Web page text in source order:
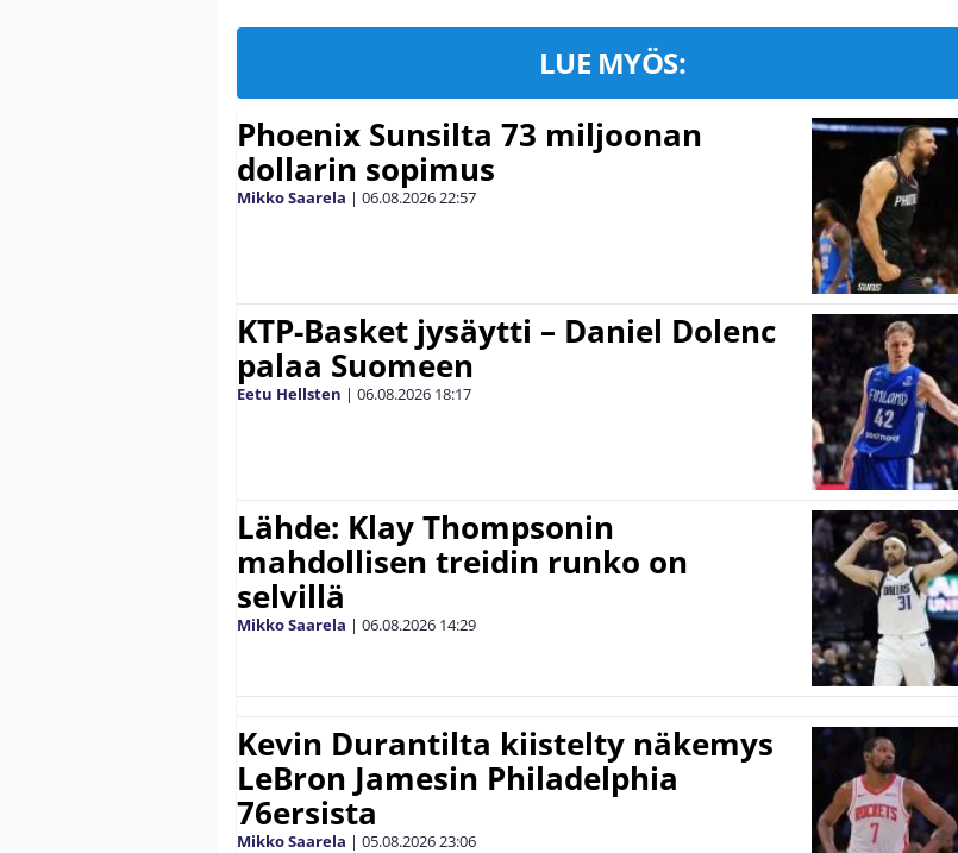
LUE MYÖS:
Phoenix Sunsilta 73 miljoonan
dollarin sopimus
Mikko Saarela | 06.08.202622:57
KTP-Basket jysäytti – Daniel Dolenc
palaa Suomeen
Eetu Hellsten | 06.08.2026 18:17
Lähde: Klay Thompsonin
mahdollisen treidin runko on
selvillä
Mikko Saarela | 06.08.2026 14:29
Kevin Durantilta kiistelty näkemys
LeBron Jamesin Philadelphia
76ersista
Mikko Saarela | 05.08.202623:06